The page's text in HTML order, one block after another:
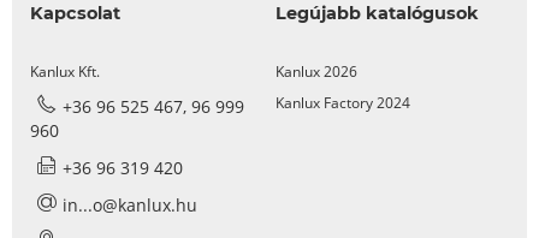
Kapcsolat
Kanlux Kft.
+36 96 525 467, 96 999
960
+36 96 319 420
in...o@kanlux.hu
Legújabb katalógusok
Kanlux 2026
Kanlux Factory 2024